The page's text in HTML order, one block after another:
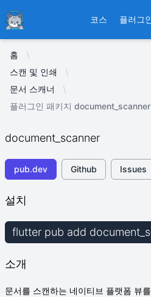
Ducafecat 코스 플러그
홈
스캔 및 인쇄
문서 스캐너
플러그인 패키지 document_scanner
document_scanner
pub.dev Github Issues
설치
flutter pub add
소개
문서를 스캔하는 네이티브 플랫폼 뷰